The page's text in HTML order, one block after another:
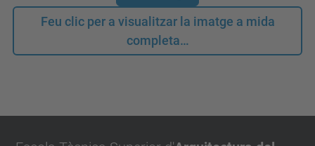
Feu clic per a visualitzar la imatge a mida
completa…